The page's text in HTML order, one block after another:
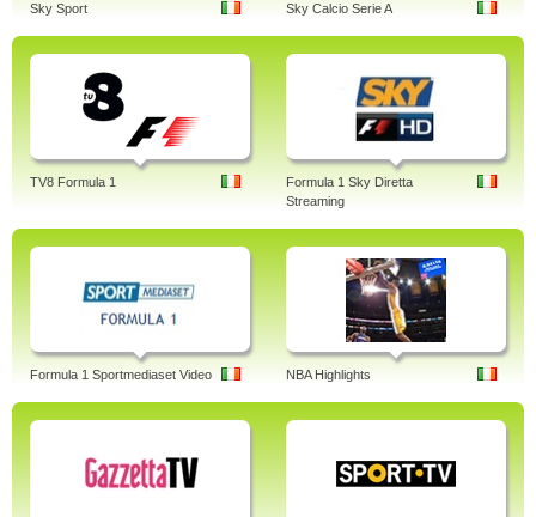
Sky Sport Sky Calcio Serie A
TV8 Formula 1
Formula 1 Sky Diretta
Streaming
Formula 1 Sportmediaset Video NBA Highlights